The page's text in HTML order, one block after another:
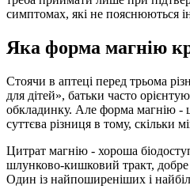
симптомах, які не пояснюються
Яка форма магнію
Стоячи в аптеці перед трьома
для дітей», батьки часто
обкладинку. Але форма магнію -
суттєва різниця в тому, скільки
Цитрат магнію - хороша
шлунково-кишковий тракт, добре
Один із найпоширеніших і